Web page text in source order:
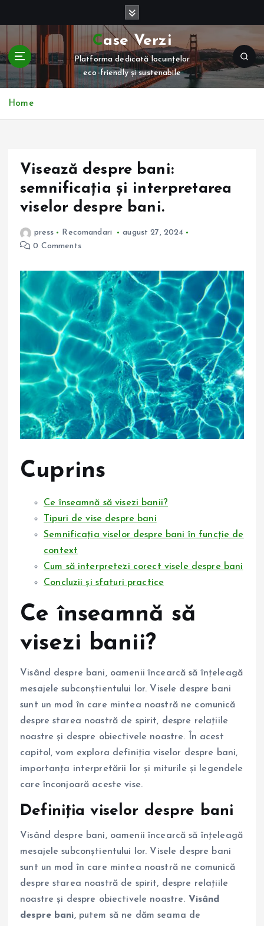
t
c
Case Verzi
Platforma dedicată locuințelor
eco-friendly și sustenabile
Home
Visează despre bani:
semnificația și interpretarea
viselor despre bani.
press Recomandari
august 27, 2024
0 Comments
Cuprins
Ce înseamnă să visezi banii?
Tipuri de vise despre bani
Semnificația viselor despre bani în funcție de
context
Cum să interpretezi corect visele despre bani
Concluzii și sfaturi practice
Ce înseamnă să
visezi banii?
Visând despre bani, oamenii încearcă să înțeleagă
mesajele subconștientului lor. Visele despre bani
sunt un mod în care mintea noastră ne comunică
despre starea noastră de spirit, despre relațiile
noastre și despre obiectivele noastre. În acest
capitol, vom explora definiția viselor despre bani,
importanța interpretării lor și miturile și legendele
care înconjoară aceste vise.
Definiția viselor despre bani
Visând despre bani, oamenii încearcă să înțeleagă
mesajele subconștientului lor. Visele despre bani
sunt un mod în care mintea noastră ne comunică
despre starea noastră de spirit, despre relațiile
noastre și despre obiectivele noastre. Visând
despre bani, putem să ne dăm seama de